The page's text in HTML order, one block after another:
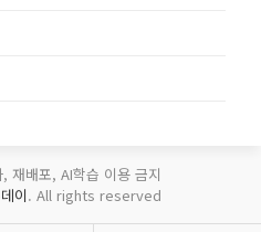
재배포, AI학습 이용 금지
이. All rights reserved